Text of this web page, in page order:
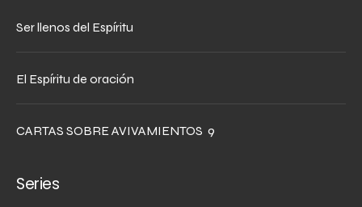
Ser llenos del Espíritu
El Espíritu de oración
CARTAS SOBRE AVIVAMIENTOS 9
Series